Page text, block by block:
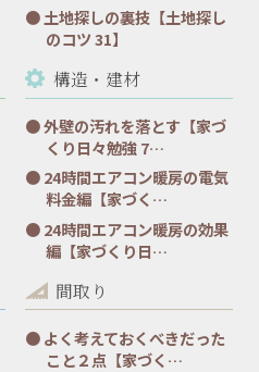
土地探しの裏技【土地探し
のコツ 31】
構造・建材
外壁の汚れを落とす【家づ
くり日々勉強 7…
24時間エアコン暖房の電気
料金編【家づく…
24時間エアコン暖房の効果
編【家づくり日…
間取り
よく考えておくべきだった
こと２点【家づく…